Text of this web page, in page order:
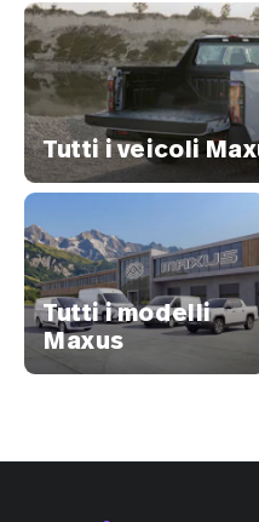
Tutti i veicoli
Tutti i modelli
Maxus